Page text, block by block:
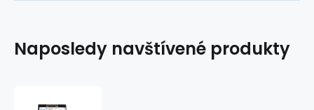
Naposledy navštívené produkty